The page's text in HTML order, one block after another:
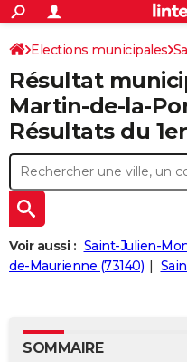
ACTUALITÉS
Politique
Société
Faits Divers
Education
Monde
Villes
+
SPORT
Coupe du monde 2026
Football
Tennis
Cyclisme
Rugby
Forum
CULTURE
Programme TV
TNT
Streaming
Cinéma
Sorties cinéma
Musique
+
FINANCE
Retraite
Impôts
Epargne
Immobilier
Risques naturels par ville
Banque
Assurance
CréditAUTO
Essais
Réserver un essai
Citadines
Berlines
SUV
Forum auto
+HIGH-TECH
Mobiles
Meilleur smartphone
Internet
Ordinateurs
Jeux vidéo
Guide high-tech
+
BRICOLAGE
Forum
Aménagement intérieur
Extérieur
Cuisine
Salle de bains
Jardinage
Rangement
+
Art de vivre
Bien-être
Loisirs
Mode
Modes de vie
SANTE
Elections municipales
Résultat
Martin-de-la-
Résultats du
Voir aussi : Saint-Julien-
de-Maurienne (73140)
SOMMAIRE